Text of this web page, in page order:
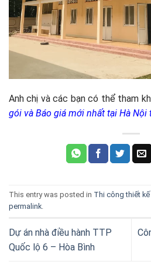
Anh chị và các bạn có thể tham
gói và Báo giá mới nhất tại Hà Nội
This entry was posted in Thi công thiết
permalink.
Dự án nhà điều hành TTP
Quốc lộ 6 – Hòa Bình